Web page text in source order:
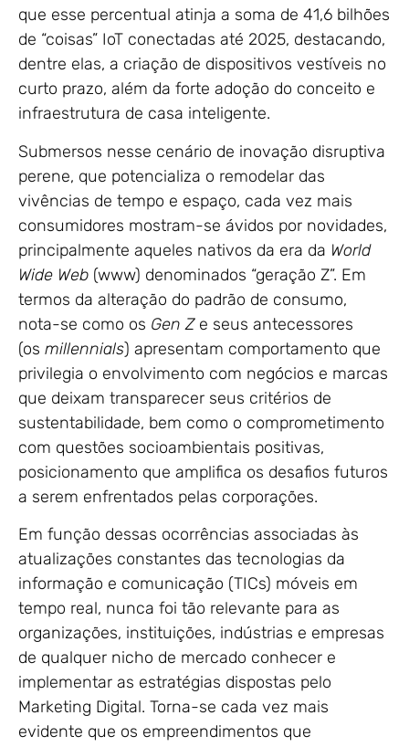
que esse percentual atinja a soma de 41,6 bilhões
de “coisas” IoT conectadas até 2025, destacando,
dentre elas, a criação de dispositivos vestíveis no
curto prazo, além da forte adoção do conceito e
infraestrutura de casa inteligente.
Submersos nesse cenário de inovação disruptiva
perene, que potencializa o remodelar das
vivências de tempo e espaço, cada vez mais
consumidores mostram-se ávidos por novidades,
principalmente aqueles nativos da era da World
Wide Web (www) denominados “geração Z”. Em
termos da alteração do padrão de consumo,
nota-se como os Gen Ze seus antecessores
(os millennials) apresentam comportamento que
privilegia o envolvimento com negócios e marcas
que deixam transparecer seus critérios de
sustentabilidade, bem como o comprometimento
com questões socioambientais positivas,
posicionamento que amplifica os desafios futuros
a serem enfrentados pelas corporações.
Em função dessas ocorrências associadas às
atualizações constantes das tecnologias da
informação e comunicação (TICs) móveis em
tempo real, nunca foi tão relevante para as
organizações, instituições, indústrias e empresas
de qualquer nicho de mercado conhecer e
implementar as estratégias dispostas pelo
Marketing Digital. Torna-se cada vez mais
evidente que os empreendimentos que